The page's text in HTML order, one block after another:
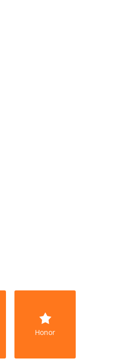
Honor